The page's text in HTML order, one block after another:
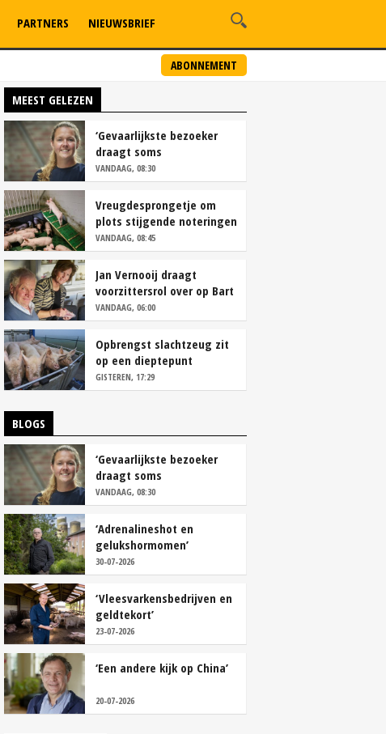
ABONNEMENT
PARTNERS NIEUWSBRIEF
MEEST GELEZEN
‘Gevaarlijkste bezoeker
draagt soms
overschoenen’
VANDAAG, 08:30
Vreugdesprongetje om
plots stijgende noteringen
VANDAAG, 08:45
Jan Vernooij draagt
voorzittersrol over op Bart
Camps
VANDAAG, 06:00
Opbrengst slachtzeug zit
op een dieptepunt
GISTEREN, 17:29
BLOGS
‘Gevaarlijkste bezoeker
draagt soms
overschoenen’
VANDAAG, 08:30
‘Adrenalineshot en
gelukshormomen’
30-07-2026
‘Vleesvarkensbedrijven en
geldtekort’
23-07-2026
‘Een andere kijk op China’
20-07-2026